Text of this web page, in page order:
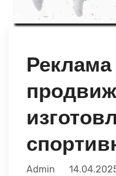
Реклама
Admin